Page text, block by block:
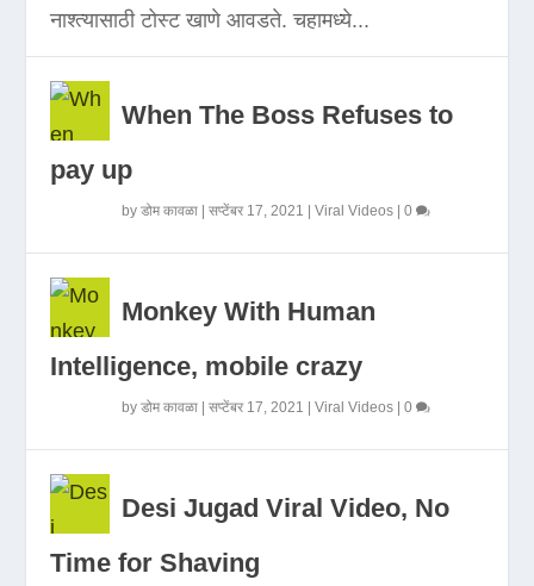
नाश्त्यासाठी टोस्ट खाणे आवडते. चहामध्ये...
When The Boss Refuses to
pay up
byडोम कावळा |सप्टेंबर 17, 2021 |Viral Videos |0
Monkey With Human
Intelligence, mobile crazy
byडोम कावळा |सप्टेंबर 17, 2021 |Viral Videos |0
Desi Jugad Viral Video, No
Time for Shaving